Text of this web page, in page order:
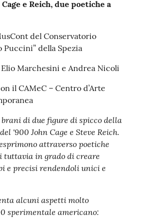
Cage e Reich, due poetiche a
del Conservatorio
Puccini” della Spezia
Marchesini e Andrea Nicoli
il CAMeC – Centro d’Arte
di due figure di spicco della
'900 John Cage e Steve Reich.
attraverso poetiche
in grado di creare
e precisi rendendoli unici e
alcuni aspetti molto
sperimentale americano: